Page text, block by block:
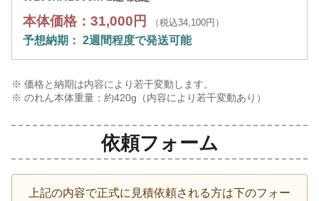
本体価格：31,000円 （税込34,100円）
予想納期： 2週間程度で発送可能
※ 価格と納期は内容により若干変動します。
※ のれん本体重量：約420g（内容により若干変動あり）
依頼フォーム
上記の内容で正式に見積依頼される方は下のフォー